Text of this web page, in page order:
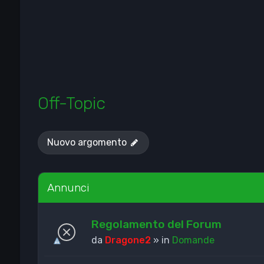
Off-Topic
Nuovo argomento
Annunci
Regolamento del Forum
da Dragone2 » in Domande